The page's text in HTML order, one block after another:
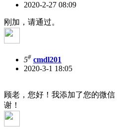
2020-2-27 08:09
刚加，请通过。
5# cmdl201
2020-3-1 18:05
顾老，您好！我添加了您的微
谢！